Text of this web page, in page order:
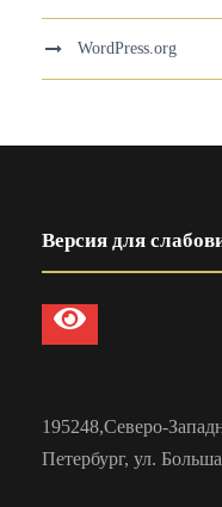
WordPress.org
Версия для
195248,Северо-
Петербург, ул.